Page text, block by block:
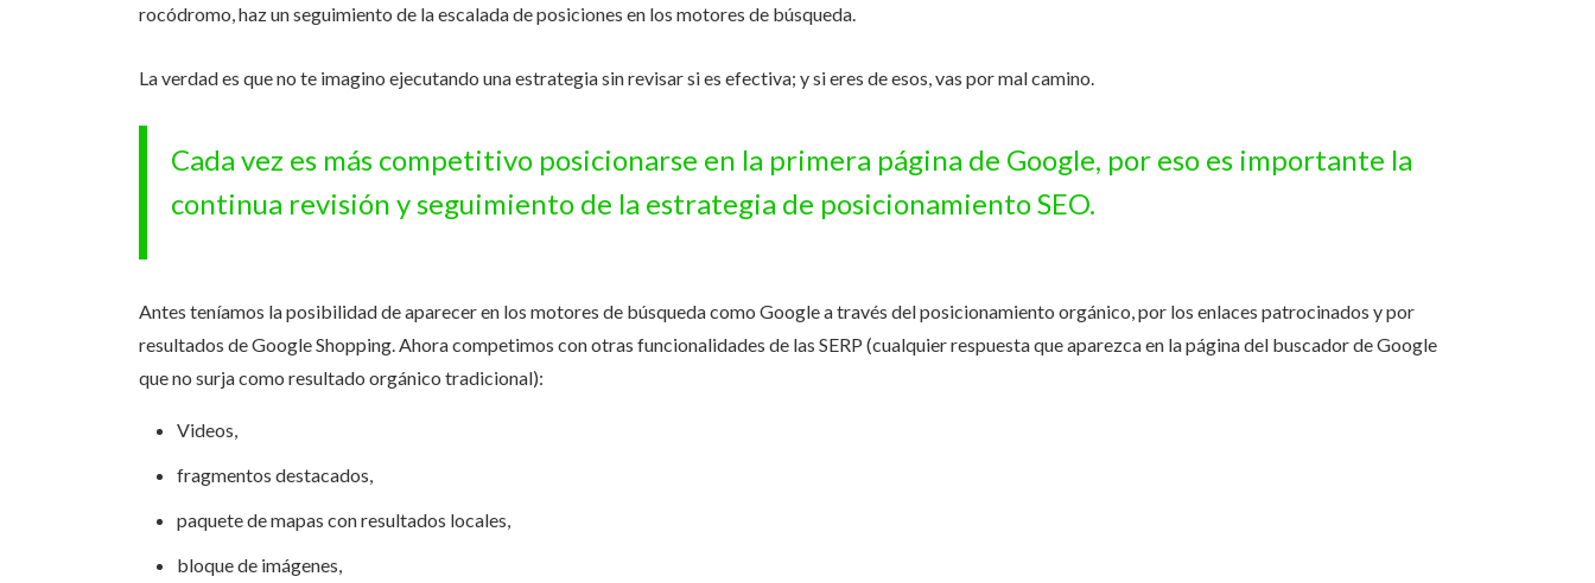
rocódromo, haz un seguimiento de la escalada de posiciones en los motores de búsqueda.
La verdad es que no te imagino ejecutando una estrategia sin revisar si es efectiva; y si eres de esos, vas por mal camino.
Cada vez es más competitivo posicionarse en la primera página de Google, por eso es importante la
continua revisión y seguimiento de la estrategia de posicionamiento SEO.
Antes teníamos la posibilidad de aparecer en los motores de búsqueda como Google a través del posicionamiento orgánico, por los enlaces patrocinados y por
resultados de Google Shopping. Ahora competimos con otras funcionalidades de las SERP (cualquier respuesta que aparezca en la página del buscador de Google
que no surja como resultado orgánico tradicional):
Videos,
fragmentos destacados,
paquete de mapas con resultados locales,
bloque de imágenes,